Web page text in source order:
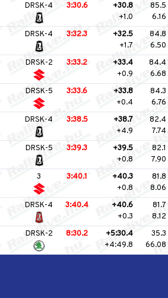
DRSK-4 3:30.6
+30.8
+1.0
85.5
6.16
DRSK-4 3:32.3
+32.5
+1.7
84.8
6.50
DRSK-2 3:33.2
+33.4
+0.9
84.4
6.68
DRSK-5 3:33.6
+33.8
+0.4
84.3
6.76
DRSK-4 3:38.5
+38.7
+4.9
82.4
7.74
DRSK-5 3:39.3
+39.5
+0.8
82.1
7.90
3 3:40.1
+40.3
+0.8
81.8
8.06
DRSK-4 3:40.4
+40.6
+0.3
81.7
8.12
DRSK-2 8:30.2
+5:30.4
+4:49.8
35.3
66.08